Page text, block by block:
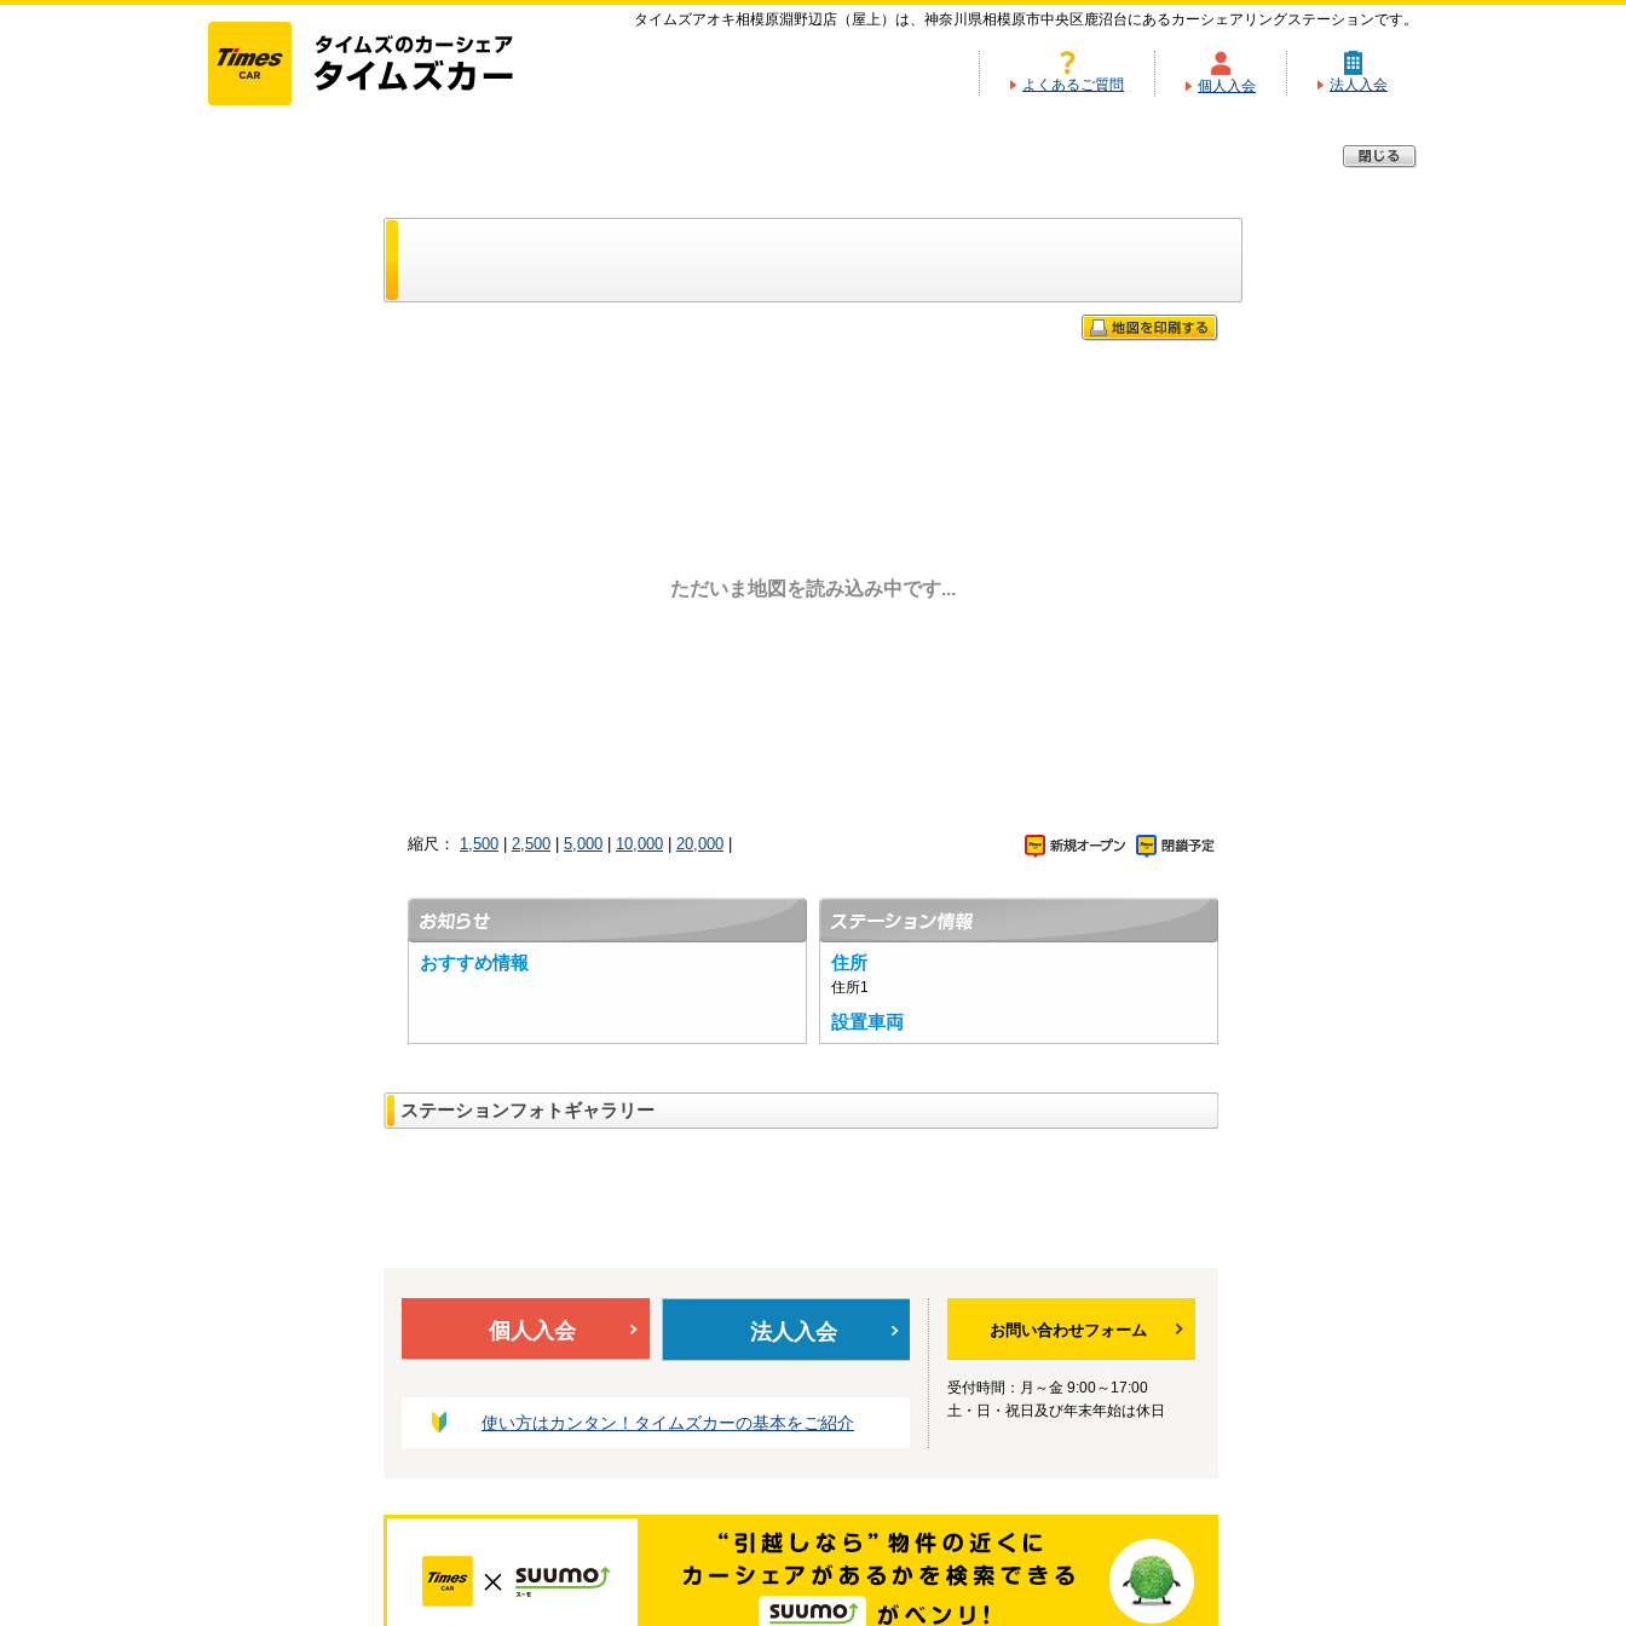
タイムズアオキ相模原淵野辺店（屋上）は、神奈川県相模原市中央区鹿沼台にあるカーシェアリングステーションです。
よくあるご質問 個人入会 法人入会
ただいま地図を読み込み中です...
縮尺： 1,500 2,500 5,000 10,000 20,000
おすすめ情報 住所
住所1
設置車両
ステーションフォトギャラリー
個人入会 法人入会
使い方はカンタン！タイムズカーの基本をご紹介
お問い合わせフォーム
受付時間：月～金 9:00～17:00
土・日・祝日及び年末年始は休日